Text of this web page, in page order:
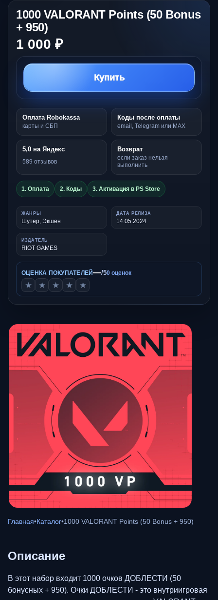
1000 VALORANT Points (50 Bonus
+ 950)
1 000 ₽
Купить
Оплата Robokassa
карты и СБП
Коды после оплаты
email, Telegram или MAX
5,0 на Яндекс
589 отзывов
Возврат
если заказ нельзя
выполнить
1. Оплата 2. Коды 3. Активация в PS Store
ЖАНРЫ
Шутер, Экшен
ДАТА РЕЛИЗА
14.05.2024
ИЗДАТЕЛЬ
RIOT GAMES
ОЦЕНКА ПОКУПАТЕЛЕЙ—/50 оценок
★ ★ ★ ★ ★
Главная•Каталог•1000 VALORANT Points (50 Bonus + 950)
Описание
В этот набор входит 1000 очков ДОБЛЕСТИ (50
бонусных + 950). Очки ДОБЛЕСТИ - это внутриигровая